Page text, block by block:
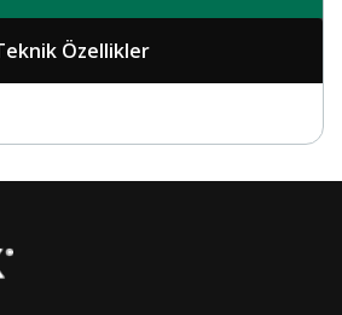
Teknik Özellikler